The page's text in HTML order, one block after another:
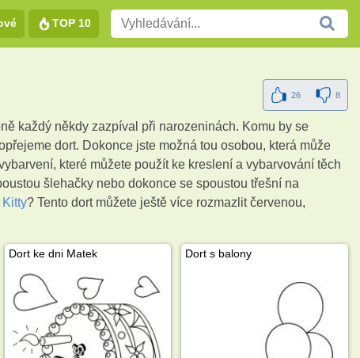
TOP 10
26 8
každý někdy zazpíval při narozeninách. Komu by se
dort. Dokonce jste možná tou osobou, která může
které můžete použít ke kreslení a vybarvování těch
šlehačky nebo dokonce se spoustou třešní na
Kitty? Tento dort můžete ještě více rozmazlit červenou,
Dort ke dni Matek Dort s balony